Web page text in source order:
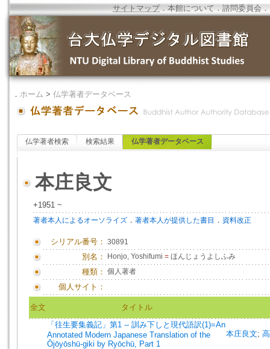
サイトマップ．本館について ．諮問委員会 ．
． ホーム > 仏学著者データベース
仏学著者検索 検索結果 仏学著者データベース
本庄良文
+1951 ~
著者本人によるオーソライズ ． 著者本人が提供した書目 ． 資料改正
シリアル番号： 30891
別名： Honjo, Yoshifumi = ほんじょうよしふみ
種類： 個人著者
個人サイト：
全文
タイトル
「往生要集義記」第1 -- 訓み下しと現代語訳(1)=An
Annotated Modern Japanese Translation of the
Ōjōyōshū-giki by Ryōchū, Part 1
本庄良文;